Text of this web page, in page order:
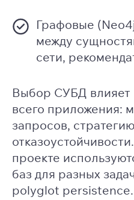
Графовые
между
сети,
Выбор СУБД влияет
всего приложения:
запросов,
проекте
баз для разных
polyglot persistence.